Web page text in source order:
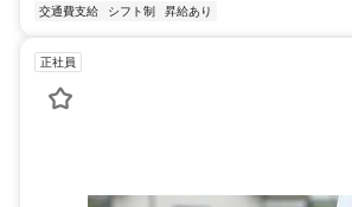
交通費支給 シフト制 昇給あり
正社員